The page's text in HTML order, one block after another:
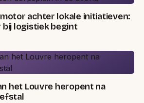
achter lokale initiatieven:
logistiek begint
het Louvre heropent na